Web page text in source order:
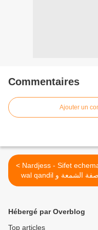
Commentaires
Ajouter un
< Nardjess - Sifet echemaa
wal qandil صفة الشمعة و
القنديل و الترية
Hébergé par Overblog
Top articles